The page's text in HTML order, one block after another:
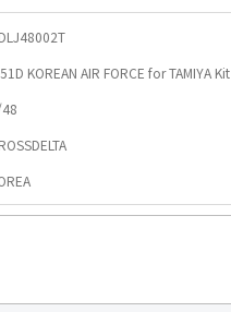
KOREAN AIR FORCE for TAMIYA Kit